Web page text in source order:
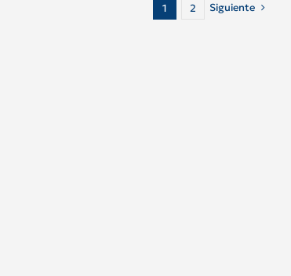
1 2 Siguiente